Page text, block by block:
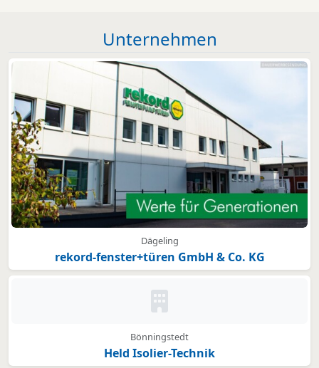
Unternehmen
Dägeling
rekord-fenster+türen GmbH & Co. KG
Kein Bild oder Logo hinterlegt
Bönningstedt
Held Isolier-Technik